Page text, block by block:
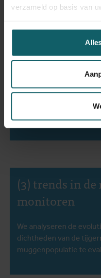
verzameld op basis van
(2)
We berekenen de
combinatiestrategie
inzicht te krijgen in de
(3) trends in
monitoren
We analyseren de
dichtheden van de
muggenpopulatie te